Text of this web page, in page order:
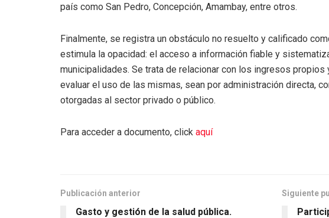
país como San Pedro, Concepción, Amambay, entre otros.
Finalmente, se registra un obstáculo no resuelto y calificado
estimula la opacidad: el acceso a información fiable y
municipalidades. Se trata de relacionar con los ingresos
evaluar el uso de las mismas, sean por administración directa,
otorgadas al sector privado o público.
Para acceder a documento, click aquí
Publicación anterior
Gasto y gestión de la salud pública.
Siguiente